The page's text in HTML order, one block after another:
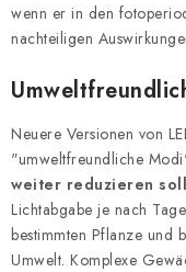
wenn er in den
nachteiligen
Neuere Versionen von
"umweltfreundliche
weiter reduzieren
Lichtabgabe je nach
bestimmten Pflanze und
Umwelt. Komplexe